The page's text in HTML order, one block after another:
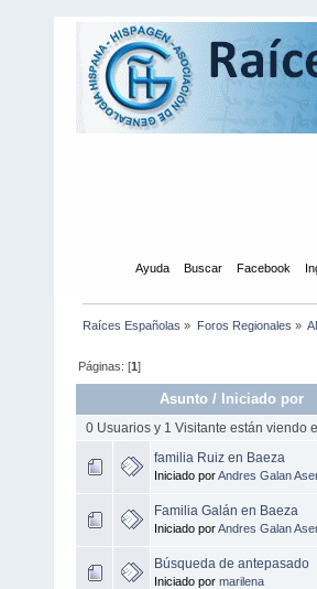
Ayuda Buscar Facebook
Raíces Españolas » Foros Regionales »
Páginas: [1]
Asunto / Iniciado por
0 Usuarios y 1 Visitante están viendo
familia Ruiz en Baeza
Iniciado porAndres Galan
Familia Galán en Baeza
Iniciado porAndres Galan
Búsqueda de antepasado
Iniciado por marilena